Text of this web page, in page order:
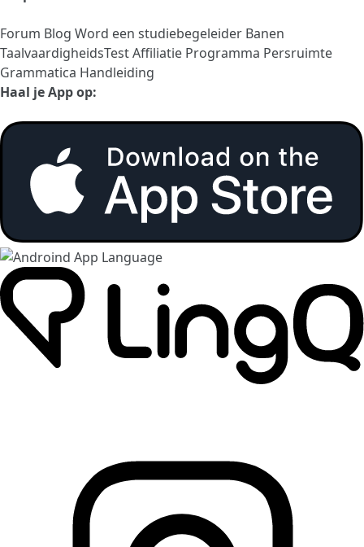
Forum Blog Word een studiebegeleider Banen
TaalvaardigheidsTestAffiliatie Programma Persruimte
Grammatica Handleiding
Haal je App op: